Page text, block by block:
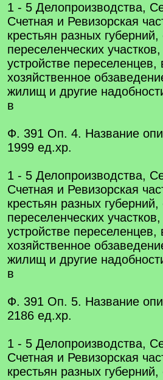
1 - 5 Делопроизводства,
Счетная и Ревизорская
крестьян разных
переселенческих
устройстве
хозяйственное
жилищ и другие
в
Ф. 391 Оп. 4. Название
1999 eд.xр.
1 - 5 Делопроизводства,
Счетная и Ревизорская
крестьян разных
переселенческих
устройстве
хозяйственное
жилищ и другие
в
Ф. 391 Оп. 5. Название
2186 eд.xр.
1 - 5 Делопроизводства,
Счетная и Ревизорская
крестьян разных